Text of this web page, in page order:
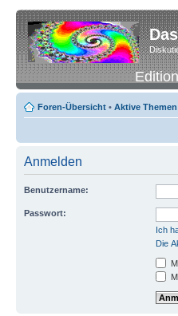
Foren-Übersicht • Aktive Themen
Anmelden
Benutzername:
Passwort:
Ich
Die